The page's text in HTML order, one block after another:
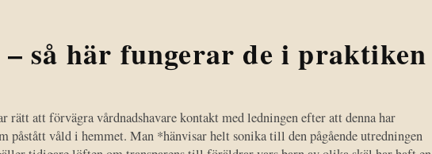
så här fungerar de i praktiken
att förvägra vårdnadshavare kontakt med ledningen efter att denna har
påstått våld i hemmet. Man *hänvisar helt sonika till den pågående utredningen